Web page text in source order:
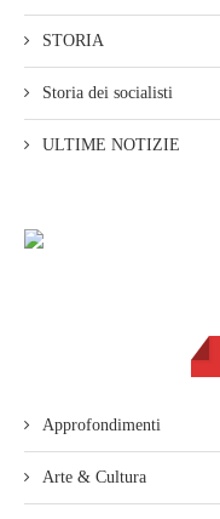
STORIA
Storia dei socialisti
ULTIME NOTIZIE
Approfondimenti
Arte & Cultura